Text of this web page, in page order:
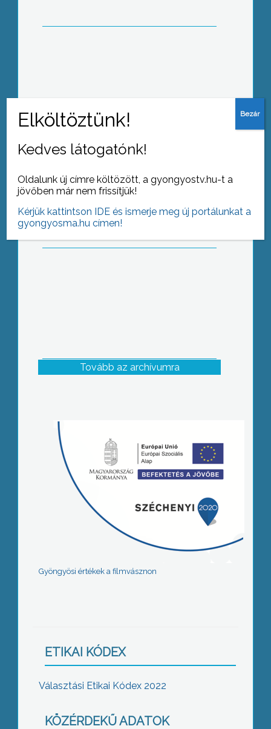
A következő 20 évben a Hospinvest
Zrt. működtetheti Hatvan és
Gyöngyös után immár a megye
kórházát is – így döntött ma Heves
Tovább az archívumra
Gyöngyösi értékek a filmvásznon
ETIKAI KÓDEX
Választási Etikai Kódex 2022
KÖZÉRDEKŰ ADATOK
Kedves látogatónk!
Oldalunk új címre költözött, a gyongyostv.hu-t a
jövőben már nem frissítjük!
Kérjük kattintson IDE és ismerje meg új portálunkat a
gyongyosma.hu címen!